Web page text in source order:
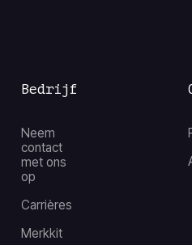
Bedrijf
Neem
contact
met ons
op
Carrières
Merkkit